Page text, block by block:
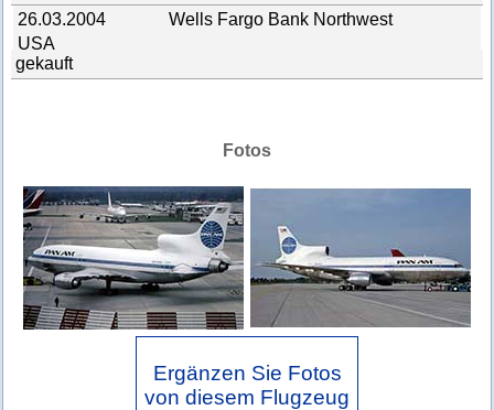
26.03.2004
Wells Fargo Bank Northwest
USA
gekauft
Fotos
Ergänzen Sie Fotos
von diesem Flugzeug